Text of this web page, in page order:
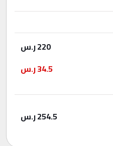
220ر.س
34.5ر.س
254.5ر.س